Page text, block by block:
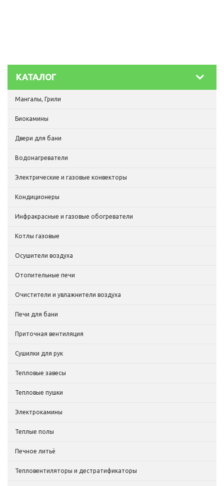
КАТАЛОГ
Мангалы, Грили
Биокамины
Двери для бани
Водонагреватели
Электрические и газовые конвекторы
Кондиционеры
Инфракрасные и газовые обогреватели
Котлы газовые
Осушители воздуха
Отопительные печи
Очистители и увлажнители воздуха
Печи для бани
Приточная вентиляция
Сушилки для рук
Тепловые завесы
Тепловые пушки
Электрокамины
Теплые полы
Печное литьё
Тепловентиляторы и дестратификаторы